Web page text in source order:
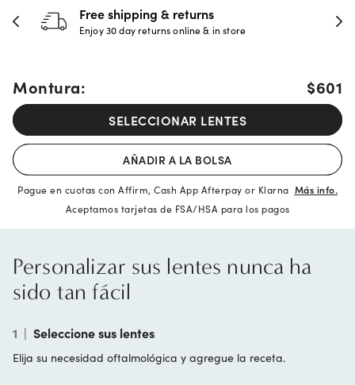
30-day happiness guarantee
Full refund or replacement within 30 days
Montura: $601
SELECCIONAR LENTES
AÑADIR A LA BOLSA
Pague en cuotas con Affirm, Cash App Afterpay or Klarna Más info.
Aceptamos tarjetas de FSA/HSA para los pagos
Personalizar sus lentes nunca ha
sido tan fácil
1 | Seleccione sus lentes
Elija su necesidad oftalmológica y agregue la receta.